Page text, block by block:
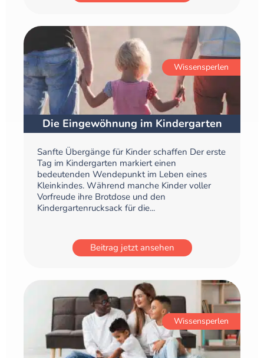
Wissensperlen
Die Eingewöhnung im Kindergarten
Sanfte Übergänge für Kinder schaffen Der erste
Tag im Kindergarten markiert einen
bedeutenden Wendepunkt im Leben eines
Kleinkindes. Während manche Kinder voller
Vorfreude ihre Brotdose und den
Kindergartenrucksack für die...
Beitrag jetzt ansehen
Wissensperlen